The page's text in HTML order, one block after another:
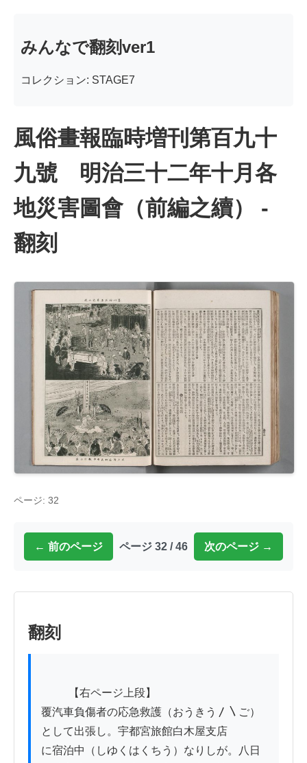
みんなで翻刻ver1
コレクション: STAGE7
風俗畫報臨時増刊第百九十
九號 明治三十二年十月各
地災害圖會（前編之續） -
翻刻
ページ: 32
← 前のページ ページ 32 / 46 次のページ →
翻刻
覆汽車負傷者の応急救護（おうきう〳〵ご）
として出張し。宇都宮旅館白木屋支店
に宿泊中（しゆくはくちう）なりしが。八日